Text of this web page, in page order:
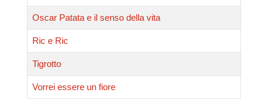
Oscar Patata e il senso della vita
Ric e Ric
Tigrotto
Vorrei essere un fiore